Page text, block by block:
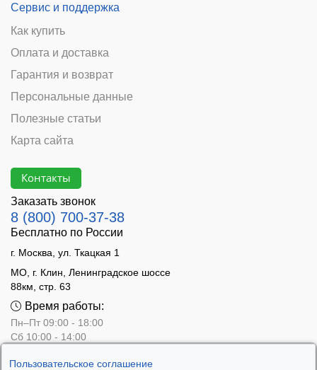
Пользовательское соглашение
Сервис и поддержка
Как купить
Оплата и доставка
Гарантия и возврат
Персональные данные
Полезные статьи
Карта сайта
Контакты
Заказать звонок
8 (800) 700-37-38
Бесплатно по России
г. Москва, ул. Ткацкая 1
МО, г. Клин, Ленинградское шоссе
88км, стр. 63
Время работы:
Пн–Пт 09:00 - 18:00
Сб 10:00 - 14:00